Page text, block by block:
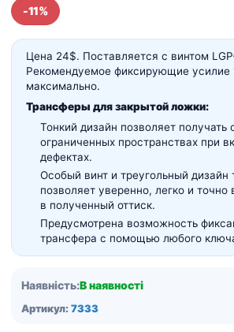
-11%
Цена 24$. Поставляется с винтом
Рекомендуемое фиксирующие усилие
максимально.
Трансферы для закрытой ложки:
Тонкий дизайн позволяет получать
ограниченных пространствах при
дефектах.
Особый винт и треугольный дизайн
позволяет уверенно, легко и точно
в полученный оттиск.
Предусмотрена возможность
трансфера с помощью любого
Наявність:В наявності
Артикул: 7333